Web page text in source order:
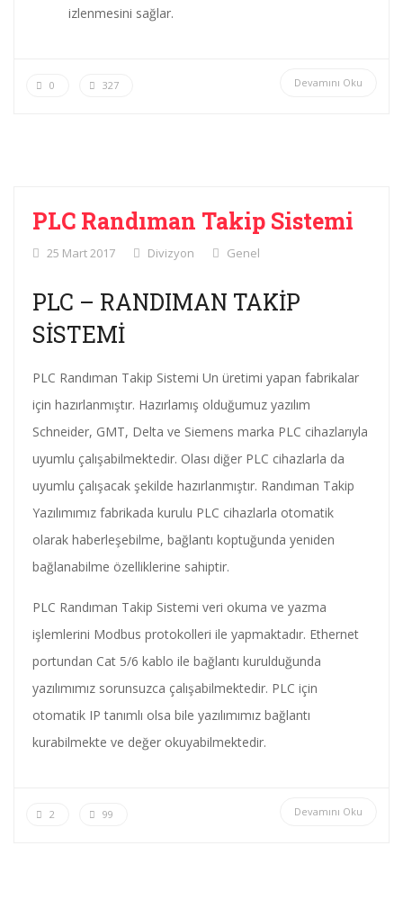
izlenmesini sağlar.
Devamını Oku
0 327
PLC Randıman Takip Sistemi
25 Mart 2017 Divizyon Genel
PLC – RANDIMAN TAKİP
SİSTEMİ
PLC Randıman Takip Sistemi Un üretimi yapan fabrikalar
için hazırlanmıştır. Hazırlamış olduğumuz yazılım
Schneider, GMT, Delta ve Siemens marka PLC cihazlarıyla
uyumlu çalışabilmektedir. Olası diğer PLC cihazlarla da
uyumlu çalışacak şekilde hazırlanmıştır. Randıman Takip
Yazılımımız fabrikada kurulu PLC cihazlarla otomatik
olarak haberleşebilme, bağlantı koptuğunda yeniden
bağlanabilme özelliklerine sahiptir.
PLC Randıman Takip Sistemi veri okuma ve yazma
işlemlerini Modbus protokolleri ile yapmaktadır. Ethernet
portundan Cat 5/6 kablo ile bağlantı kurulduğunda
yazılımımız sorunsuzca çalışabilmektedir. PLC için
otomatik IP tanımlı olsa bile yazılımımız bağlantı
kurabilmekte ve değer okuyabilmektedir.
Devamını Oku
2 99